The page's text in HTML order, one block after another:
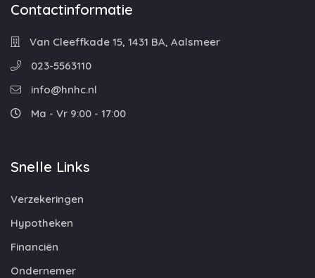
Contactinformatie
Van Cleeffkade 15, 1431 BA, Aalsmeer
023-5563110
info@hnhc.nl
Ma - Vr 9:00 - 17:00
Snelle Links
Verzekeringen
Hypotheken
Financiën
Ondernemer